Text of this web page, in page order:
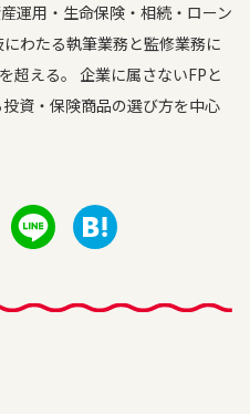
運用・生命保険・相続・ローン
わたる執筆業務と監修業務に
超える。 企業に属さないFPと
資・保険商品の選び方を中心